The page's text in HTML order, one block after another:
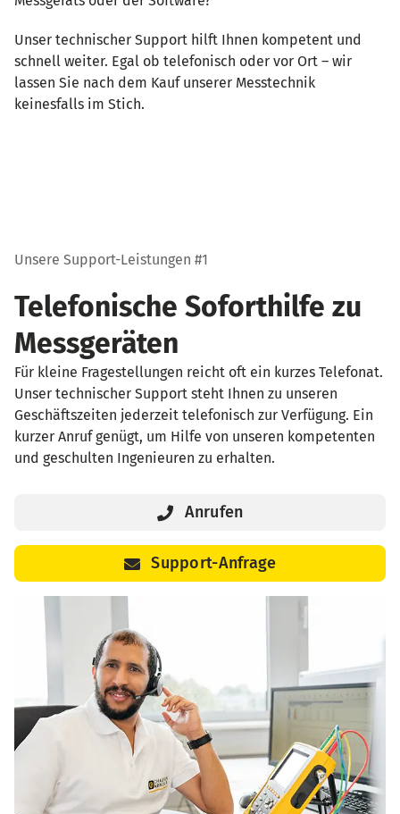
Unser technischer Support hilft Ihnen kompetent und
schnell weiter. Egal ob telefonisch oder vor Ort – wir
lassen Sie nach dem Kauf unserer Messtechnik
keinesfalls im Stich.
Unsere Support-Leistungen #1
Telefonische Soforthilfe zu
Messgeräten
Für kleine Fragestellungen reicht oft ein kurzes Telefonat.
Unser technischer Support steht Ihnen zu unseren
Geschäftszeiten jederzeit telefonisch zur Verfügung. Ein
kurzer Anruf genügt, um Hilfe von unseren kompetenten
und geschulten Ingenieuren zu erhalten.
Anrufen
Support-Anfrage